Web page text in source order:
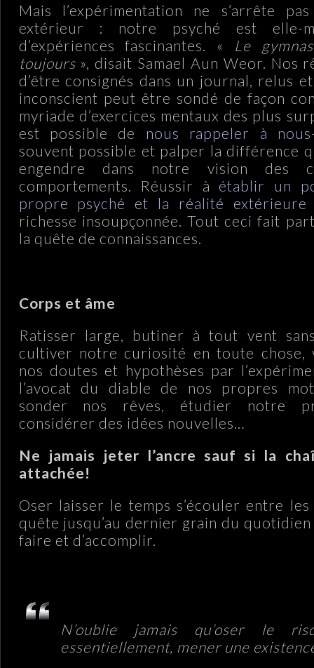
Mais l’expérimentation ne s’arrête
extérieur : notre psyché est elle-
d’expériences fascinantes. « Le
toujours», disait Samael Aun Weor. Nos
d’être consignés dans un journal, relus
inconscient peut être sondé de façon
myriade d’exercices mentaux des plus
est possible de nous rappeler à nous-
souvent possible et palper la différence
engendre dans notre vision des
comportements. Réussir à établir un
propre psyché et la réalité extérieure
richesse insoupçonnée. Tout ceci fait
la quête de connaissances.
Corps et âme
Ratisser large, butiner à tout vent
cultiver notre curiosité en toute chose,
nos doutes et hypothèses par
l’avocat du diable de nos propres
sonder nos rêves, étudier notre
considérer des idées nouvelles…
Ne jamais jeter l’ancre sauf si la
attachée!
Oser laisser le temps s’écouler entre
quête jusqu’au dernier grain du
faire et d’accomplir.
N’oublie jamais qu’oser le
essentiellement, mener une